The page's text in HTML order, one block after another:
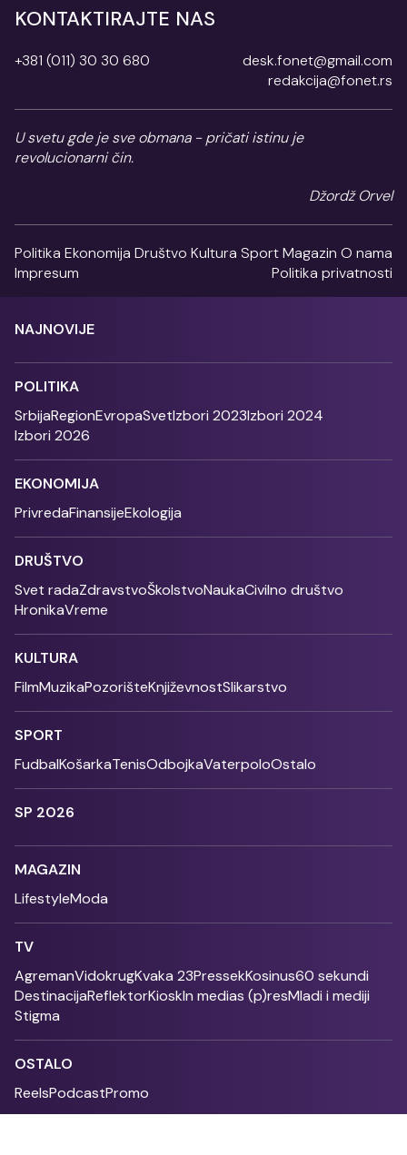
KONTAKTIRAJTE NAS
+381 (011) 30 30 680
desk.fonet@gmail.com
redakcija@fonet.rs
U svetu gde je sve obmana - pričati istinu je
revolucionarni čin.
Džordž Orvel
Politika Ekonomija Društvo Kultura SportMagazin O nama
Impresum
Politika privatnosti
NAJNOVIJE
POLITIKA
SrbijaRegionEvropaSvetIzbori 2023Izbori 2024
Izbori 2026
EKONOMIJA
PrivredaFinansijeEkologija
DRUŠTVO
Svet radaZdravstvoŠkolstvoNaukaCivilno društvo
HronikaVreme
KULTURA
FilmMuzikaPozorišteKnjiževnostSlikarstvo
SPORT
FudbalKošarkaTenisOdbojkaVaterpoloOstalo
SP 2026
MAGAZIN
LifestyleModa
TV
AgremanVidokrugKvaka 23PressekKosinus60 sekundi
DestinacijaReflektorKioskIn medias (p)resMladi i mediji
Stigma
OSTALO
ReelsPodcastPromo